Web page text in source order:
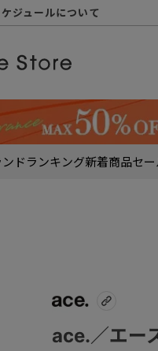
延につきまして
ジュールについて
の影響について
子化）のお知らせ
配送への影響について
意ください
に関しまして
関しまして
注意ください
ドランキング新着商品セ
ace.／エー